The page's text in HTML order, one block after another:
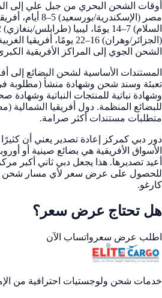
أوقات الشحن البحري من جبل علي إلى
مصر (الإسكندرية/
الشحن الجوي إلى المراكز الأفريقية الكبرى
المستندات الأساسية لشحن البضائع إلى
تعبئة وسند شحن وشهادة منشأ (مطلوبة
وشهادة نباتية للمنتجات النباتية وشهادة
للبضائع المنظمة. دول أفريقيا الشمالية
متطلبات مستندات أكثر صرامة.
دور دبي كمركز إعادة تصدير يعني أن
الأسواق الأفريقية هي بضائع صينية أو
أعيد تصديرها. هذا يجعل دبي ثاني أكبر
للحصول على عرض سعر لأي مسار شحن
كارغو.
هل تحتاج عرض سعر؟
اطلب عرض سعر واتساب الآن
خدمات شحن ولوجستيات احترافية من